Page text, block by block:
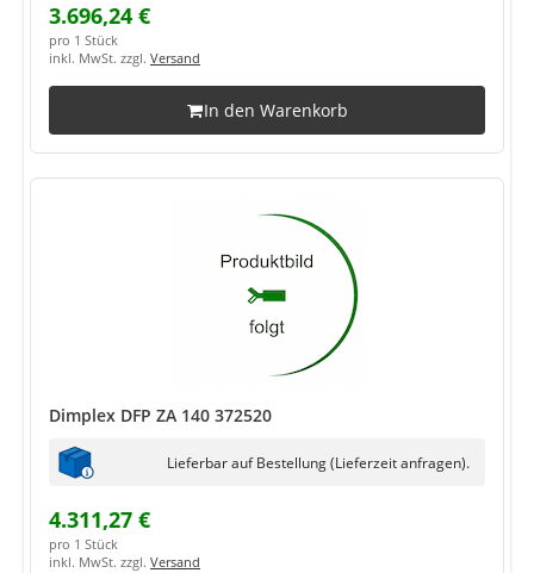
3.696,24 €
pro 1 Stück
inkl. MwSt. zzgl. Versand
In den Warenkorb
Dimplex DFP ZA 140 372520
Lieferbar auf Bestellung (Lieferzeit anfragen).
4.311,27 €
pro 1 Stück
inkl. MwSt. zzgl. Versand